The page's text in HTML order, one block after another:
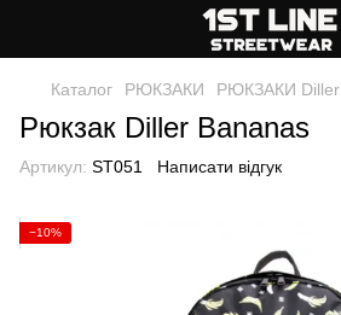
Каталог РЮКЗАКИ РЮКЗАКИ Diller
Рюкзак Diller Bananas
Артикул: ST051 Написати відгук
−10%